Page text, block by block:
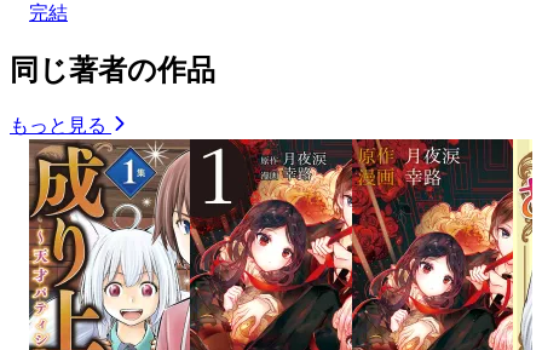
完結
同じ著者の作品
もっと見る